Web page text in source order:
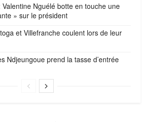
Nguélé botte en touche une
» sur le président
et Villefranche coulent lors de leur
Ndjeungoue prend la tasse d’entrée